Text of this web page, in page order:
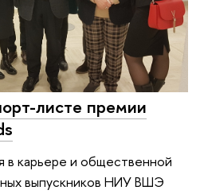
листе премии
карьере и общественной
выпускников НИУ ВШЭ